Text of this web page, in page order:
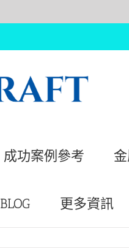
成功案例參考
BLOG 更多資訊